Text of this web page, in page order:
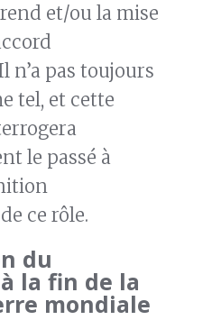
et/ou la mise
n’a pas toujours
tel, et cette
le passé à
ce rôle.
du
la fin de la
mondiale